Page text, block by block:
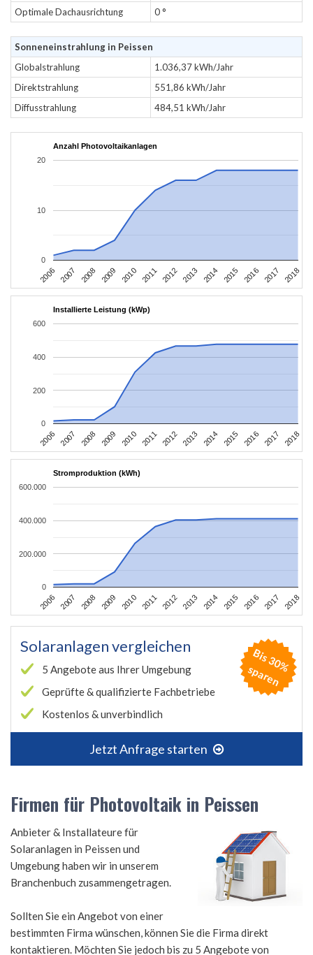
Optimale Dachausrichtung
0 °
Sonneneinstrahlung in Peissen
Globalstrahlung
1.036,37 kWh/Jahr
Direktstrahlung
551,86 kWh/Jahr
Diffusstrahlung
484,51 kWh/Jahr
Anzahl Photovoltaikanlagen
2006 2007 2008 2009 2010 2011 2012 2013 2014 2015 2016 2017 2018
0
10
20
Installierte Leistung (kWp)
2006 2007 2008 2009 2010 2011 2012 2013 2014 2015 2016 2017 2018
0
200
400
600
Stromproduktion (kWh)
2006 2007 2008 2009 2010 2011 2012 2013 2014 2015 2016 2017 2018
0
200.000
400.000
600.000
Solaranlagen vergleichen
5 Angebote aus Ihrer Umgebung
Geprüfte & qualifizierte Fachbetriebe
Kostenlos & unverbindlich
Jetzt Anfrage starten
B
is
3
0
%
s
p
a
r
e
n
Firmen für Photovoltaik in Peissen
Anbieter & Installateure für
Solaranlagen in Peissen und
Umgebung haben wir in unserem
Branchenbuch zusammengetragen.
Sollten Sie ein Angebot von einer
bestimmten Firma wünschen, können Sie die Firma direkt
kontaktieren. Möchten Sie jedoch bis zu 5 Angebote von